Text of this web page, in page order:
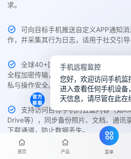
求。
可向目标手机推送自定义APP通知
作，并采集其行为日志，适用于社交引导
全球40+国家网络节点自由切换，提
全程加密传输，有效防止任何第三方攻击
私与操作安全。
支持访问目标手机的云盘内容（如
Drive等），同步备份照片、文档、通讯
下载通道，防止数据丢失。
即使在离线状态下，仍可浏览与回放
首页 产品 菜单
手机远程监控
您好，欢迎访问手机
进入查看任何手机设
天信息，请尽管在此在